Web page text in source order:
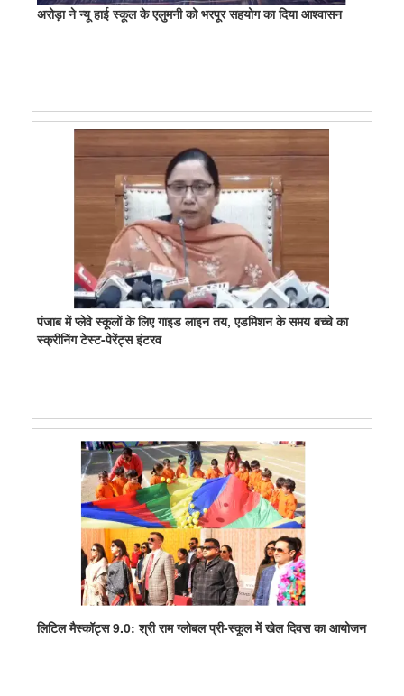
अरोड़ा ने न्यू हाई स्कूल के एलुमनी को भरपूर सहयोग का दिया आश्वासन
पंजाब में प्लेवे स्कूलों के लिए गाइड लाइन तय, एडमिशन के समय बच्चे का
स्क्रीनिंग टेस्ट-पेरेंट्स इंटरव
लिटिल मैस्कॉट्स 9.0: श्री राम ग्लोबल प्री-स्कूल में खेल दिवस का आयोजन